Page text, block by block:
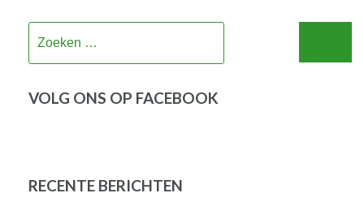
VOLG ONS OP FACEBOOK
RECENTE BERICHTEN